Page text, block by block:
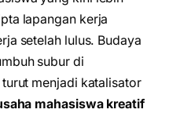
lapangan kerja
setelah lulus. Budaya
subur di
menjadi katalisator
mahasiswa kreatif